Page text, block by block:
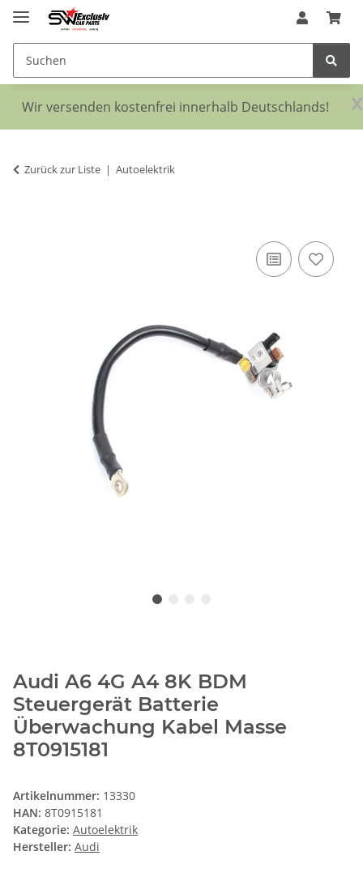
x
Wir versenden kostenfrei innerhalb Deutschlands!
Zurück zur Liste Autoelektrik
Audi A6 4G A4 8K BDM
Steuergerät Batterie
Überwachung Kabel Masse
8T0915181
Artikelnummer: 13330
HAN: 8T0915181
Kategorie: Autoelektrik
Hersteller: Audi